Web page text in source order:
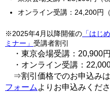
オンライン受講：24,200円
※2025年4月以降開催の 「はじ
ミナー」 受講者割引
・東京会場受講：20,900円
・オンライン受講：
⇒割引価格でのお申込みは
フォーム よりお申込みくださ